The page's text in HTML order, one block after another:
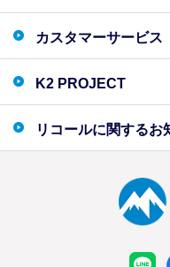
カスタマーサービス
K2 PROJECT
リコールに関するお